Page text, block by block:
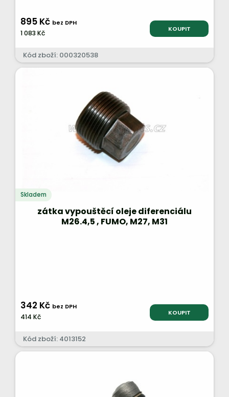
895 Kč bez DPH
1 083 Kč KOUPIT
Kód zboží: 000320538
Skladem
zátka vypouštěcí oleje diferenciálu
M26.4,5 , FUMO, M27, M31
342 Kč bez DPH
414 Kč KOUPIT
Kód zboží: 4013152